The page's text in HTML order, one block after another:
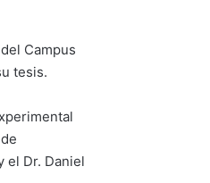
Campus
tesis.
el Dr. Daniel